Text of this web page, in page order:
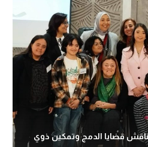
قضايا الدمج وتمكين ذوي